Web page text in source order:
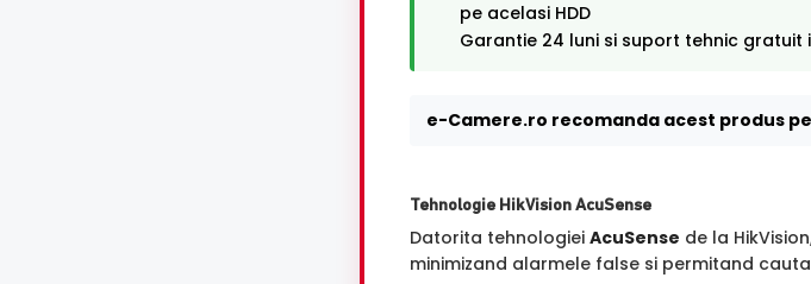
pe acelasi HDD
Garantie 24 luni si suport tehnic gratuit
e-Camere.ro recomanda acest produs
Tehnologie HikVision AcuSense
Datorita tehnologiei AcuSense de la
minimizand alarmele false si permitand